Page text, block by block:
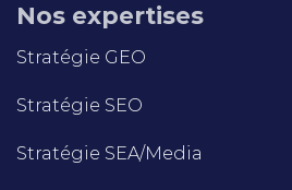
Nos expertises
Stratégie GEO
Stratégie SEO
Stratégie SEA/Media